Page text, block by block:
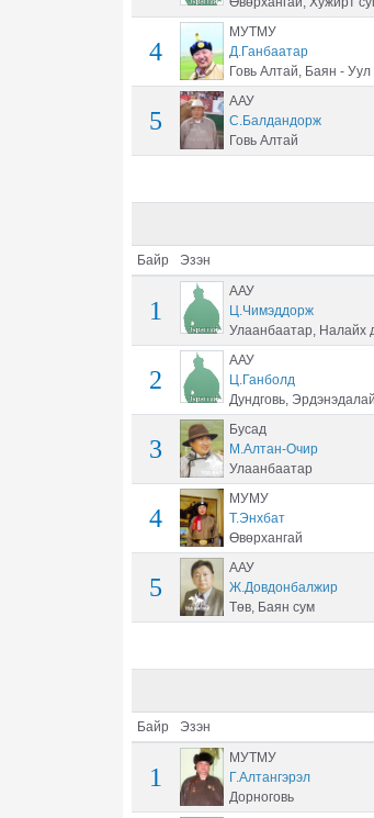
4
МУТМУ
Д.Ганбаатар
Говь Алтай, Баян - Уул
5
ААУ
С.Балдандорж
Говь Алтай
Байр Эзэн
1
ААУ
Ц.Чимэддорж
Улаанбаатар, Налайх
2
ААУ
Ц.Ганболд
Дундговь,
3
Бусад
М.Алтан-Очир
Улаанбаатар
4
МУМУ
Т.Энхбат
Өвөрхангай
5
ААУ
Ж.Довдонбалжир
Төв, Баян сум
Байр Эзэн
1
МУТМУ
Г.Алтангэрэл
Дорноговь